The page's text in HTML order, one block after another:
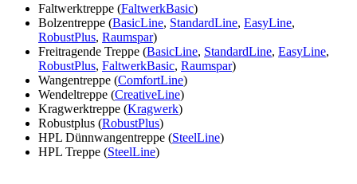
Faltwerktreppe (FaltwerkBasic)
Bolzentreppe (BasicLine, StandardLine, EasyLine,
RobustPlus, Raumspar)
Freitragende Treppe (BasicLine, StandardLine, EasyLine,
RobustPlus, FaltwerkBasic, Raumspar)
Wangentreppe (ComfortLine)
Wendeltreppe (CreativeLine)
Kragwerktreppe (Kragwerk)
Robustplus (RobustPlus)
HPL Dünnwangentreppe (SteelLine)
HPL Treppe (SteelLine)